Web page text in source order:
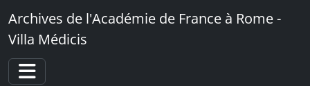
Skip to main content
Archives de l'Académie de France à Rome -
Villa Médicis